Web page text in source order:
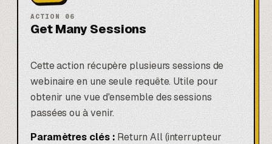
ACTION 06
Get Many Sessions
Cette action récupère plusieurs sessions de
webinaire en une seule requête. Utile pour
obtenir une vue d'ensemble des sessions
passées ou à venir.
Paramètres clés :Return All (interrupteur